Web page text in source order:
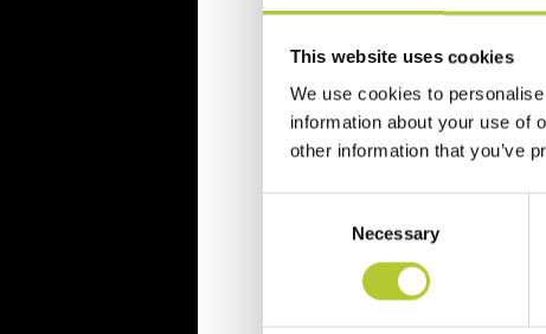
This website uses cookies
We use cookies to
information about your use of
other information that you’ve
Necessary
Nome e cognome